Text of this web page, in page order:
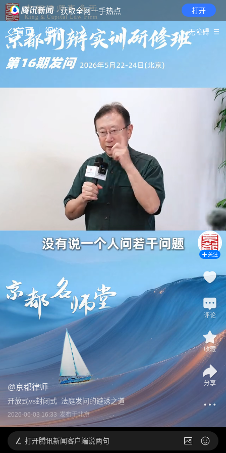
· 获取全网一手热点 打开
首页 视频 无障碍
@京都律师
开放式vs封闭式  法庭发问的避诱之道
2026-06-03 16:33 发布于北京
关注
评论
收藏
分享
打开腾讯新闻客户端说两句